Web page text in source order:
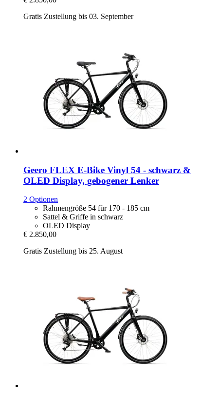
Gratis Zustellung bis 03. September
Geero FLEX E-​Bike Vinyl 54 -​ schwarz &
OLED Display, gebogener Lenker
2 Optionen
Rahmengröße 54 für 170 - 185 cm
Sattel & Griffe in schwarz
OLED Display
€ 2.850,00
Gratis Zustellung bis 25. August